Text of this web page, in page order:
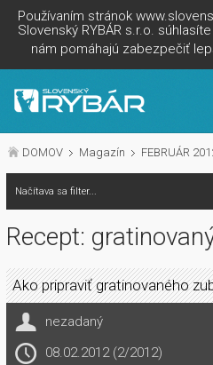
Používaním stránok
Slovenský RYBÁR s.r.o.
nám pomáhajú zabezpečiť
DOMOV Magazín FEBRUÁR
Načítava sa filter...
Recept:
Ako pripraviť gratinovaného
nezadaný
08.02.2012 (2/2012)